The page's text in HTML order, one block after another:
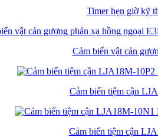
Timer hẹn giờ kỹ
Cảm biến vật cản
Cảm biến tiệm cận
Cảm biến tiệm cận